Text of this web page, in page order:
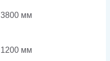
3800 мм
1200 мм